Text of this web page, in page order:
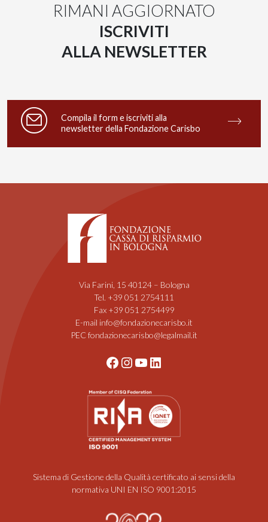
RIMANI AGGIORNATO
ISCRIVITI
ALLA NEWSLETTER
Compila il form e iscriviti alla
newsletter della Fondazione Carisbo
Via Farini, 15 40124 – Bologna
Tel. +39 051 2754111
Fax +39 051 2754499
E-mail info@fondazionecarisbo.it
PEC fondazionecarisbo@legalmail.it
Facebook
Instagram
YouTube
LinkedIn
Sistema di Gestione della Qualità certificato ai sensi della
normativa UNI EN ISO 9001:2015